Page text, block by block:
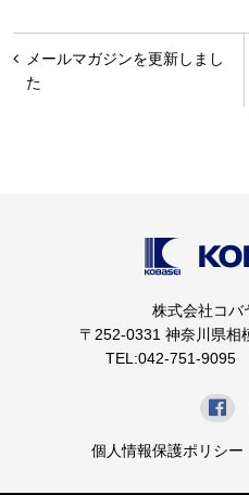
投
稿
メールマガジンを更新しまし
た
株式会社コバ
〒252-0331 神奈川県相
TEL:042-751-9095
個人情報保護ポリシー